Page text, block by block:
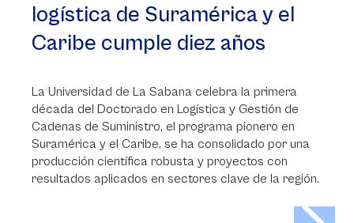
logística de Suramérica y el
Caribe cumple diez años
La Universidad de La Sabana celebra la primera
década del Doctorado en Logística y Gestión de
Cadenas de Suministro, el programa pionero en
Suramérica y el Caribe, se ha consolidado por una
producción científica robusta y proyectos con
resultados aplicados en sectores clave de la región.